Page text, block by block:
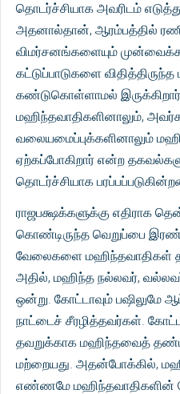
தொடர்ச்சியாக அவரிடம்
அதனால்தான், ஆரம்பத்தில்
விமர்சனங்களையும்
கட்டுப்பாடுகளை
கண்டுகொள்ளாமல்
மஹிந்தவாதிகளினாலும்,
வலையமைப்புக்களினாலும்
ஏற்கப்போகிறார் என்ற
தொடர்ச்சியாக
ராஜபக்ஷக்களுக்கு எதிராக
கொண்டிருந்த வெறுப்பை
வேலைகளை மஹிந்தவாதிகள்
அதில், மஹிந்த நல்லவர்,
ஒன்று. கோட்டாவும் பஷிலுமே
நாட்டைச் சீரழித்தவர்கள்.
தவறுக்காக மஹிந்தவைத்
மற்றையது. அதன்போக்கில்,
எண்ணமே